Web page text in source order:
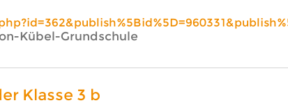
Kübel-Grundschule
Klasse 3 b